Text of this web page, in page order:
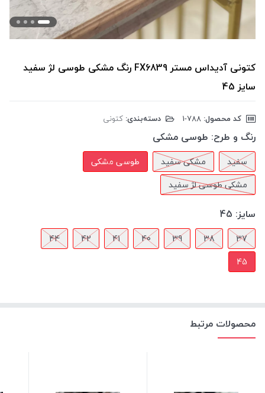
کتونی آدیداس مستر FX6839 رنگ مشکی طوسی لژ سفید
سایز 45
کد محصول: دسته‌بندی: کتونی
رنگ و طرح: طوسی مشکی
سفید مشکی سفید
طوسی مشکی
مشکی طوسی لژ سفید
سایز: 45
37
38
39
40
41
42
44
45
محصولات مرتبط